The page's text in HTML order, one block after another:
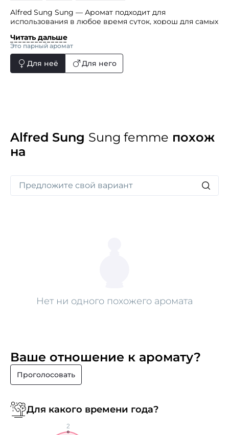
Alfred Sung Sung — Аромат подходит для
использования в любое время суток, хорош для самых
Композиция аромата звучит в верхних нотах звуками:
бергамота, лимона, иланг-иланга, гиацинта,
гальбанума, мандарина, апельсина и многообразием
цитрусовых оттенков; в средних нотах акцентами:
Читать дальше
Это парный аромат
Для неё Для него
Alfred Sung Sung femme похож
на
Нет ни одного похожего аромата
Ваше отношение к аромату?
Проголосовать
Для какого времени года?